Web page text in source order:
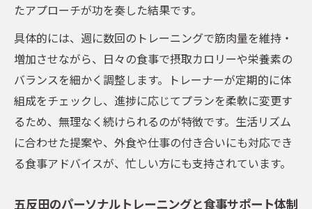
たアプローチが功を奏した結果です。
具体的には、週に数回のトレーニングで筋肉量を維持・
増加させながら、日々の食事で摂取カロリーや栄養素の
バランスを細かく調整します。トレーナーが定期的に体
組成をチェックし、進捗に応じてプランを柔軟に変更す
るため、無理なく続けられるのが特徴です。生活リズム
に合わせた提案や、外食や仕事の付き合いにも対応でき
る食事アドバイスが、忙しい方にも支持されています。
五反田のパーソナルトレーニングと食事サポート体制